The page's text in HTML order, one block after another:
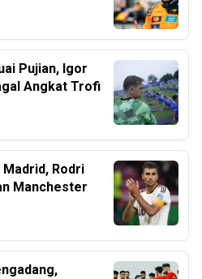
Pujian, Igor
Angkat Trofi
Rodri
Manchester